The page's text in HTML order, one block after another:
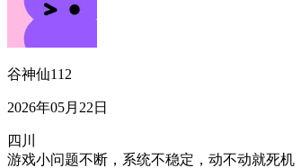
谷神仙112
2026年05月22日
四川
游戏小问题不断，系统不稳定，动不动就死机